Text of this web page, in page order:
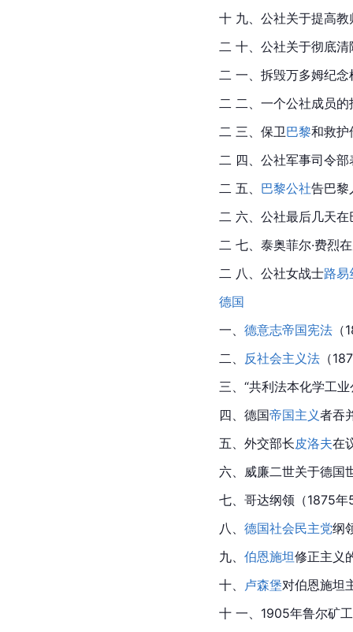
十 九、公社关于提高
二 十、公社关于彻底
二 一、拆毁万多姆纪
二 二、一个公社成员的
二 三、保卫巴黎和救护
二 四、公社军事司令
二 五、 巴黎公社告巴黎
二 六、公社最后几天在
二 七、泰奥菲尔·费烈在
二 八、公社女战士路易
德国
一、 德意志帝国宪法
二、 反社会主义法 （
三、“共利法本化学工业
四、 德国帝国主义者吞
五、外交部长皮洛夫在
六、威廉二世关于德国
七、哥达纲领（1875年
八、 德国社会民主党纲
九、 伯恩施坦修正主义
十、 卢森堡对伯恩施坦
十 一、1905年鲁尔矿